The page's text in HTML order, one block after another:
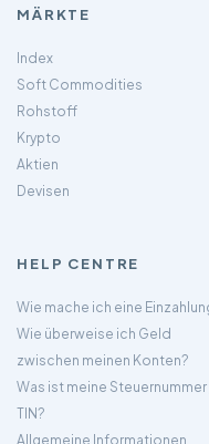
MÄRKTE
Index
Soft Commodities
Rohstoff
Krypto
Aktien
Devisen
HELP CENTRE
Wie mache ich eine
Wie überweise ich Geld
zwischen meinen Konten?
Was ist meine Steuernummer
TIN?
Allgemeine Informationen